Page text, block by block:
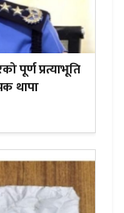
पूर्ण प्रत्याभूति
थापा